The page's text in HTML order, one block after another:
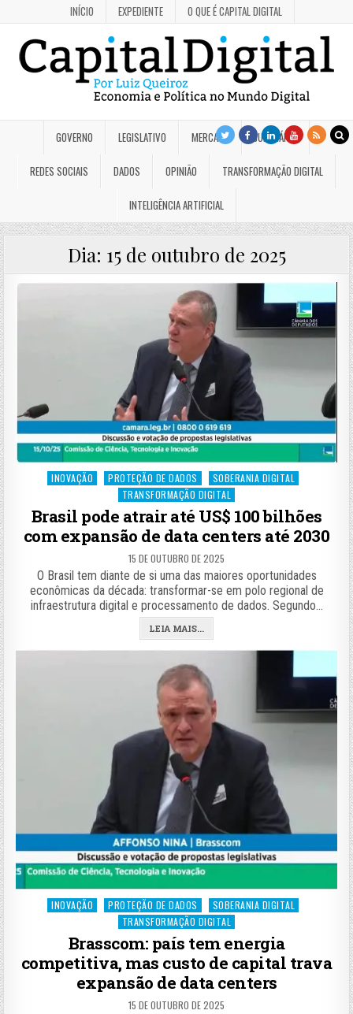
INÍCIO EXPEDIENTE O QUE É CAPITAL DIGITAL
GOVERNO LEGISLATIVO MERCADO JUDICIÁRIO
REDES SOCIAIS DADOS OPINIÃO TRANSFORMAÇÃO DIGITAL
INTELIGÊNCIA ARTIFICIAL
Dia: 15 de outubro de 2025
Posted
INOVAÇÃO PROTEÇÃO DE DADOS
SOBERANIA DIGITAL
TRANSFORMAÇÃO DIGITAL
Brasil pode atrair até US$ 100 bilhões
com expansão de data centers até 2030
15 DE OUTUBRO DE 2025
O Brasil tem diante de si uma das maiores oportunidades
econômicas da década: transformar-se em polo regional de
infraestrutura digital e processamento de dados. Segundo…
LEIA MAIS...
Posted
INOVAÇÃO PROTEÇÃO DE DADOS
SOBERANIA DIGITAL
TRANSFORMAÇÃO DIGITAL
Brasscom: país tem energia
competitiva, mas custo de capital trava
expansão de data centers
15 DE OUTUBRO DE 2025